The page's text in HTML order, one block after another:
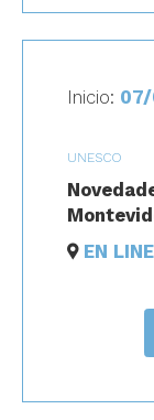
Inicio:
UNESCO
EN